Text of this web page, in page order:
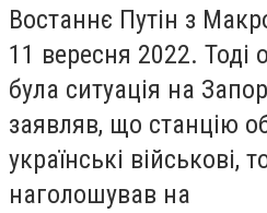
Востаннє Путін з
11 вересня 2022.
була ситуація на
заявляв, що станцію
українські військові,
наголошував на